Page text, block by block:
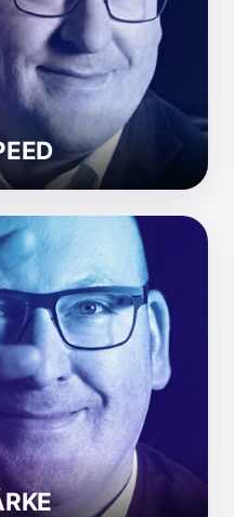
und
und Ideen.
schneller auf die
Straße.
stärken
Fachbereich (SME):
Ihr Know-how
und
Unternehmenserfolg.